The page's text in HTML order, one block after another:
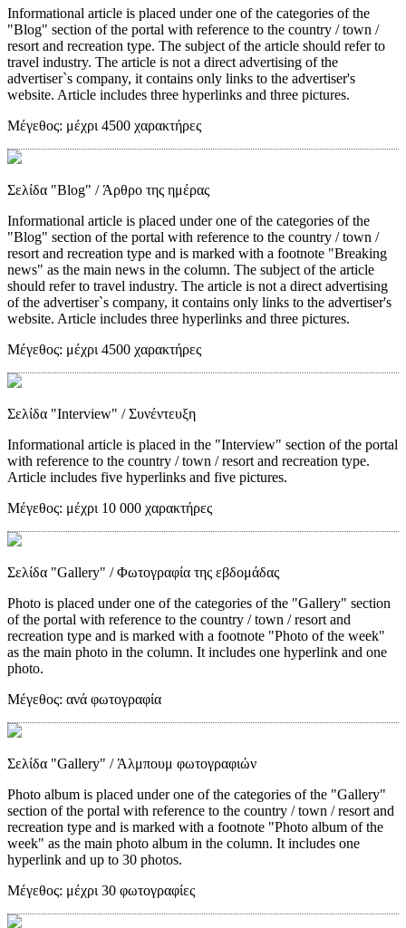
Informational article is placed under one of the categories of the
"Blog" section of the portal with reference to the country / town /
resort and recreation type. The subject of the article should refer to
travel industry. The article is not a direct advertising of the
advertiser`s company, it contains only links to the advertiser's
website. Article includes three hyperlinks and three pictures.
Μέγεθος: μέχρι 4500 χαρακτήρες
Σελίδα "Blog" / Άρθρο της ημέρας
Informational article is placed under one of the categories of the
"Blog" section of the portal with reference to the country / town /
resort and recreation type and is marked with a footnote "Breaking
news" as the main news in the column. The subject of the article
should refer to travel industry. The article is not a direct advertising
of the advertiser`s company, it contains only links to the advertiser's
website. Article includes three hyperlinks and three pictures.
Μέγεθος: μέχρι 4500 χαρακτήρες
Σελίδα "Interview" / Συνέντευξη
Informational article is placed in the "Interview" section of the portal
with reference to the country / town / resort and recreation type.
Article includes five hyperlinks and five pictures.
Μέγεθος: μέχρι 10 000 χαρακτήρες
Σελίδα "Gallery" / Φωτογραφία της εβδομάδας
Photo is placed under one of the categories of the "Gallery" section
of the portal with reference to the country / town / resort and
recreation type and is marked with a footnote "Photo of the week"
as the main photo in the column. It includes one hyperlink and one
photo.
Μέγεθος: ανά φωτογραφία
Σελίδα "Gallery" / Άλμπουμ φωτογραφιών
Photo album is placed under one of the categories of the "Gallery"
section of the portal with reference to the country / town / resort and
recreation type and is marked with a footnote "Photo album of the
week" as the main photo album in the column. It includes one
hyperlink and up to 30 photos.
Μέγεθος: μέχρι 30 φωτογραφίες